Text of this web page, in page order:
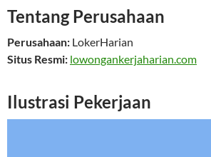
Tentang Perusahaan
Perusahaan: LokerHarian
Situs Resmi: lowongankerjaharian.com
Ilustrasi Pekerjaan